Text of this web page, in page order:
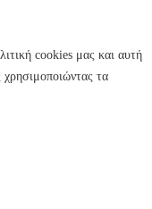
cookies μας και αυτή
τα